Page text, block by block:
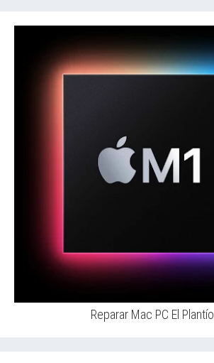
Reparar Mac PC El Plantío